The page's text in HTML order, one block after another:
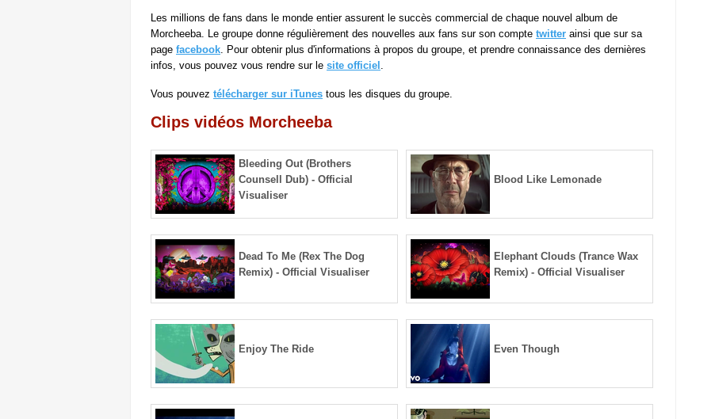
Les millions de fans dans le monde entier assurent le succès commercial de chaque nouvel album de
Morcheeba. Le groupe donne régulièrement des nouvelles aux fans sur son compte twitter ainsi que sur sa
page facebook. Pour obtenir plus d'informations à propos du groupe, et prendre connaissance des dernières
infos, vous pouvez vous rendre sur le site officiel .
Vous pouvez télécharger sur iTunes tous les disques du groupe.
Clips vidéos Morcheeba
Bleeding Out (Brothers
Counsell Dub) - Official
Visualiser
Blood Like Lemonade
Dead To Me (Rex The Dog
Remix) - Official Visualiser
Elephant Clouds (Trance Wax
Remix) - Official Visualiser
Enjoy The Ride Even Though